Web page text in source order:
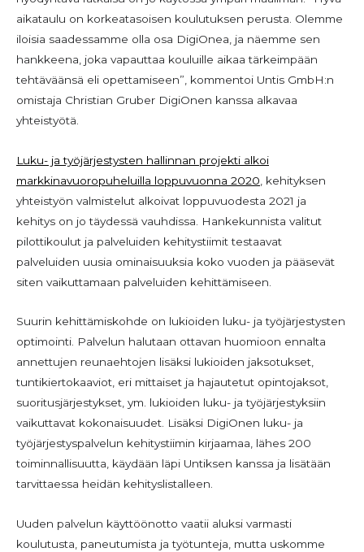
aikataulu on korkeatasoisen koulutuksen perusta. Olemme
iloisia saadessamme olla osa DigiOnea, ja näemme sen
hankkeena, joka vapauttaa kouluille aikaa tärkeimpään
tehtäväänsä eli opettamiseen”, kommentoi Untis GmbH:n
omistaja Christian Gruber DigiOnen kanssa alkavaa
yhteistyötä.
Luku- ja työjärjestysten hallinnan projekti alkoi
markkinavuoropuheluilla loppuvuonna 2020 , kehityksen
yhteistyön valmistelut alkoivat loppuvuodesta 2021 ja
kehitys on jo täydessä vauhdissa. Hankekunnista valitut
pilottikoulut ja palveluiden kehitystiimit testaavat
palveluiden uusia ominaisuuksia koko vuoden ja pääsevät
siten vaikuttamaan palveluiden kehittämiseen.
Suurin kehittämiskohde on lukioiden luku- ja työjärjestysten
optimointi. Palvelun halutaan ottavan huomioon ennalta
annettujen reunaehtojen lisäksi lukioiden jaksotukset,
tuntikiertokaaviot, eri mittaiset ja hajautetut opintojaksot,
suoritusjärjestykset, ym. lukioiden luku- ja työjärjestyksiin
vaikuttavat kokonaisuudet. Lisäksi DigiOnen luku- ja
työjärjestyspalvelun kehitystiimin kirjaamaa, lähes 200
toiminnallisuutta, käydään läpi Untiksen kanssa ja lisätään
tarvittaessa heidän kehityslistalleen.
Uuden palvelun käyttöönotto vaatii aluksi varmasti
koulutusta, paneutumista ja työtunteja, mutta uskomme